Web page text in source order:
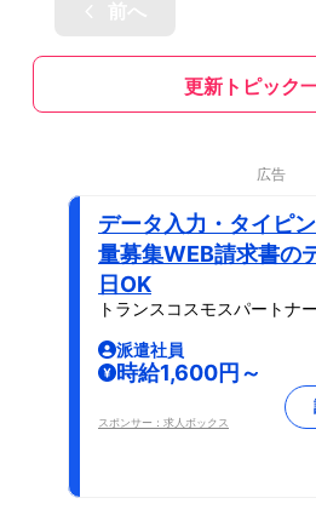
更新トピック
広告
データ入力・タイピ
量募集WEB請求書の
日OK
トランスコスモスパートナ
派遣社員
時給1,600円～
スポンサー：求人ボックス